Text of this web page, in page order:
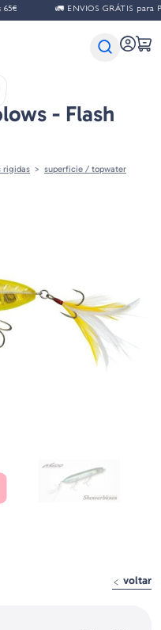
🚛 ENVIOS GRÁTIS para
- Flash
rigidas superficie / topwater
voltar